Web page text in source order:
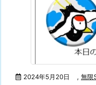
2024年5月20日 , 無限